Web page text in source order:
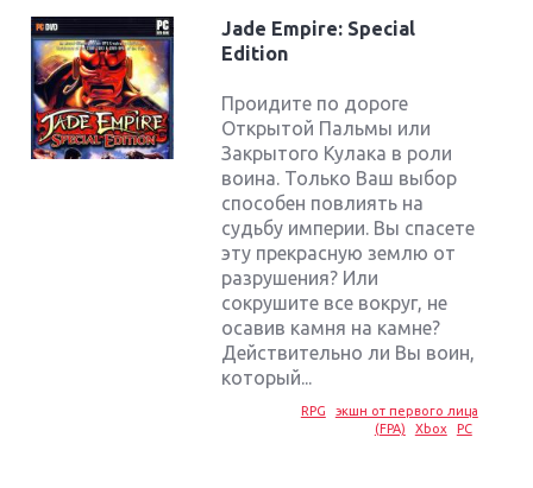
Jade Empire: Special
Edition
Проидите по дороге
Открытой Пальмы или
Закрытого Кулака в роли
воина. Только Ваш выбор
способен повлиять на
судьбу империи. Вы спасете
эту прекрасную землю от
разрушения? Или
сокрушите все вокруг, не
осавив камня на камне?
Действительно ли Вы воин,
который...
RPG
экшн от первого лица
(FPA)
Xbox PC
Крупнейшие релизы мая: Nintendo, Microsoft и